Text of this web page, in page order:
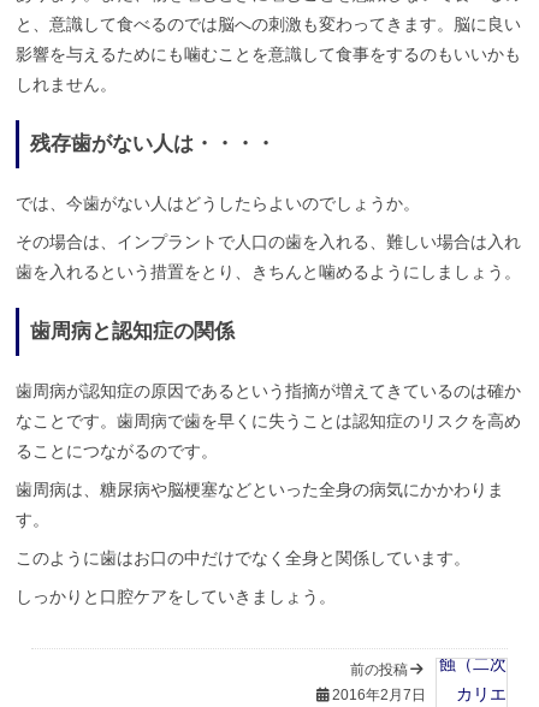
と、意識して食べるのでは脳への刺激も変わってきます。脳に良い
影響を与えるためにも噛むことを意識して食事をするのもいいかも
しれません。
残存歯がない人は・・・・
では、今歯がない人はどうしたらよいのでしょうか。
その場合は、インプラントで人口の歯を入れる、難しい場合は入れ
歯を入れるという措置をとり、きちんと噛めるようにしましょう。
歯周病と認知症の関係
歯周病が認知症の原因であるという指摘が増えてきているのは確か
なことです。歯周病で歯を早くに失うことは認知症のリスクを高め
ることにつながるのです。
歯周病は、糖尿病や脳梗塞などといった全身の病気にかかわりま
す。
このように歯はお口の中だけでなく全身と関係しています。
しっかりと口腔ケアをしていきましょう。
前の投稿
2016年2月7日